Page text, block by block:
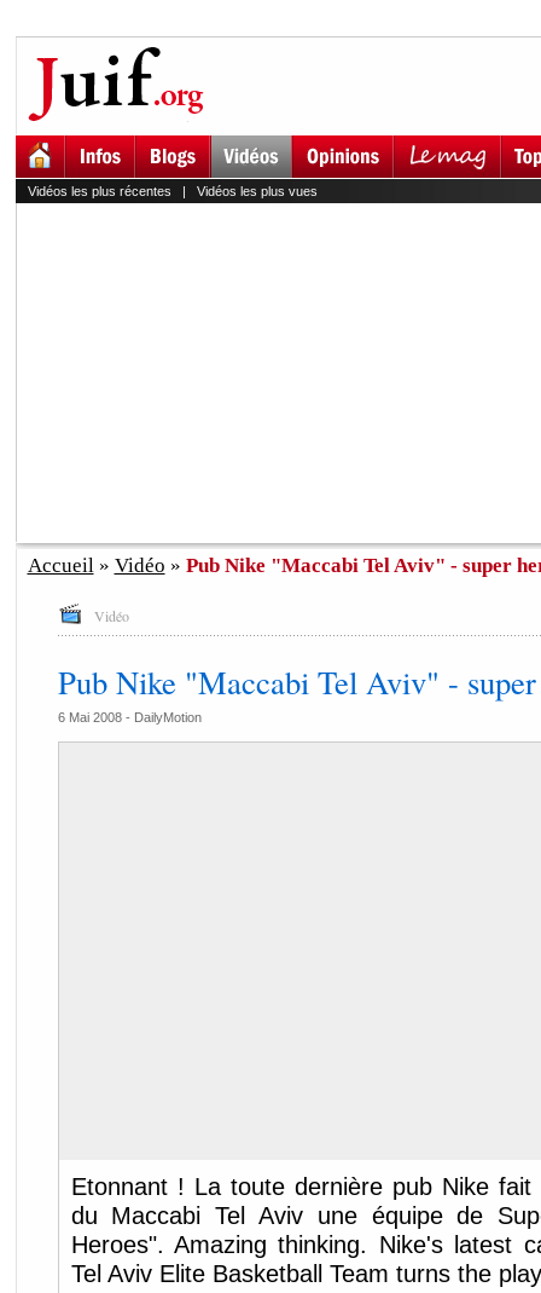
Vidéos les plus récentes | Vidéos les plus vues
Accueil» Vidéo » Pub Nike "Maccabi Tel Aviv" - super
Vidéo
Pub Nike "Maccabi Tel Aviv" - super
6 Mai 2008 - DailyMotion
Etonnant ! La toute dernière pub Nike fait
du Maccabi Tel Aviv une équipe de
Heroes". Amazing thinking. Nike's latest
Tel Aviv Elite Basketball Team turns the